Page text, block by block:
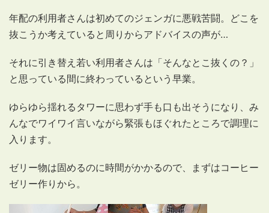
年配の利用者さんは初めてのジェンガに悪戦苦闘。どこを
抜こうか考えていると周りからアドバイスの声が…
それに引き替え若い利用者さんは「そんなとこ抜くの？」
と思っている間に終わっているという早業。
ゆらゆら揺れるタワーに思わず手も口も出そうになり、み
んなでワイワイ言いながら緊張もほぐれたところで調理に
入ります。
ゼリー物は固めるのに時間がかかるので、まずはコーヒー
ゼリー作りから。